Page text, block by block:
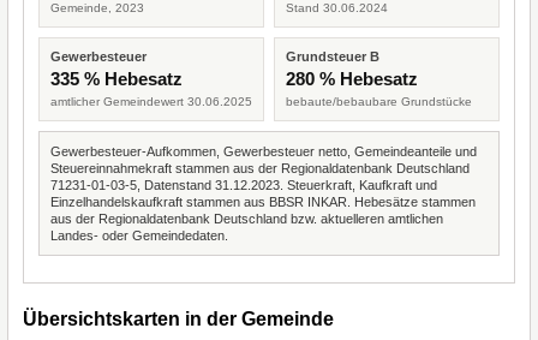
Gemeinde, 2023 Stand 30.06.2024
Gewerbesteuer
335 % Hebesatz
amtlicher Gemeindewert 30.06.2025
Grundsteuer B
280 % Hebesatz
bebaute/bebaubare Grundstücke
Gewerbesteuer-Aufkommen, Gewerbesteuer netto, Gemeindeanteile und
Steuereinnahmekraft stammen aus der Regionaldatenbank Deutschland
71231-01-03-5, Datenstand 31.12.2023. Steuerkraft, Kaufkraft und
Einzelhandelskaufkraft stammen aus BBSR INKAR. Hebesätze stammen
aus der Regionaldatenbank Deutschland bzw. aktuelleren amtlichen
Landes- oder Gemeindedaten.
Übersichtskarten in der Gemeinde